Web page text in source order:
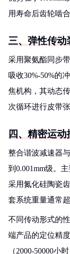
用寿命后齿轮啮
三、弹性传动
采用聚氨酯同步
吸收30%-50%的
焦机构，其动态
次循环进行皮带张
四、精密运
整合谐波减速器
到0.001mm级。
采用氮化硅陶瓷
套系统重量通常
不同传动形式的
端产品的定位精
（2000-50000小